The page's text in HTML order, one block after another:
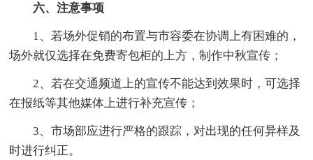
六、注意事项
1、若场外促销的布置与市容委在协调上有困难的，
场外就仅选择在免费寄包柜的上方，制作中秋宣传；
2、若在交通频道上的宣传不能达到效果时，可选择
在报纸等其他媒体上进行补充宣传；
3、市场部应进行严格的跟踪，对出现的任何异样及
时进行纠正。